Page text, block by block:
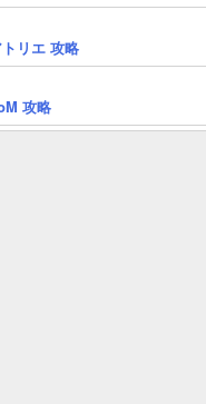
リエ 攻略
攻略